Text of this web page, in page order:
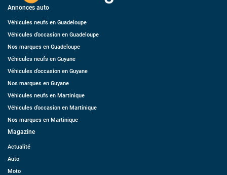
Annonces auto
Véhicules neufs en Guadeloupe
Véhicules d’occasion en Guadeloupe
Nos marques en Guadeloupe
Véhicules neufs en Guyane
Véhicules d’occasion en Guyane
Nos marques en Guyane
Véhicules neufs en Martinique
Véhicules d’occasion en Martinique
Nos marques en Martinique
Magazine
Actualité
Auto
Moto